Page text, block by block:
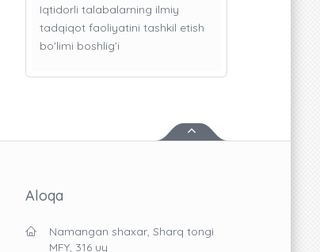
Iqtidorli talabalarning ilmiy
tadqiqot faoliyatini tashkil etish
bo'limi boshlig’i
Aloqa
Namangan shaxar, Sharq tongi
MFY, 316 uy